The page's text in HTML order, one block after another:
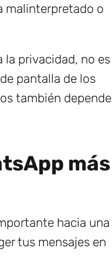
malinterpretado o
la privacidad, no es
pantalla de los
también depende
más
hacia una
tus mensajes en